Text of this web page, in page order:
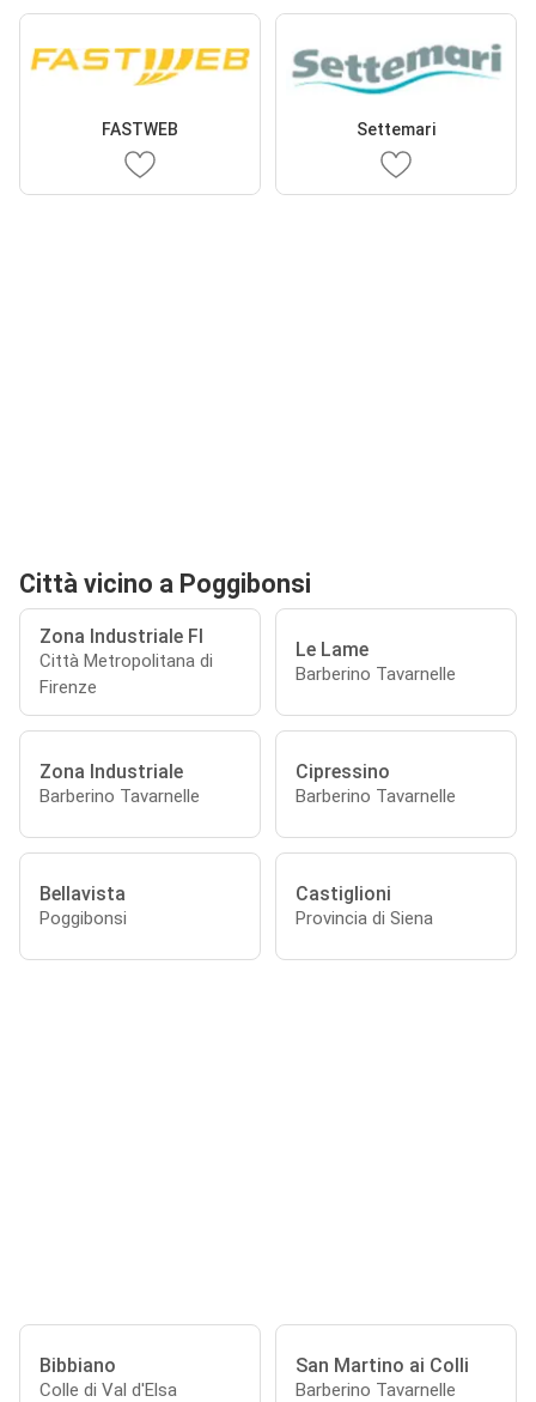
FASTWEB Settemari
Città vicino a Poggibonsi
Zona Industriale FI
Città Metropolitana di
Firenze
Le Lame
Barberino Tavarnelle
Zona Industriale
Barberino Tavarnelle
Cipressino
Barberino Tavarnelle
Bellavista
Poggibonsi
Castiglioni
Provincia di Siena
Bibbiano
Colle di Val d'Elsa
San Martino ai Colli
Barberino Tavarnelle